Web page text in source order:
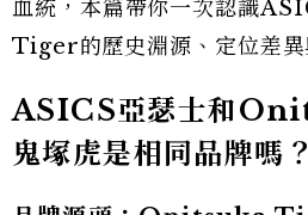
血統，本篇帶你一次認識
Tiger的歷史淵源、定位差異
ASICS亞瑟士和
鬼塚虎是相同品牌嗎？